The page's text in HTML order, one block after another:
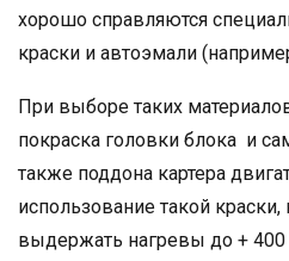
хорошо справляются
краски и автоэмали
При выборе таких
покраска головки блока и
также поддона картера
использование такой краски,
выдержать нагревы до +